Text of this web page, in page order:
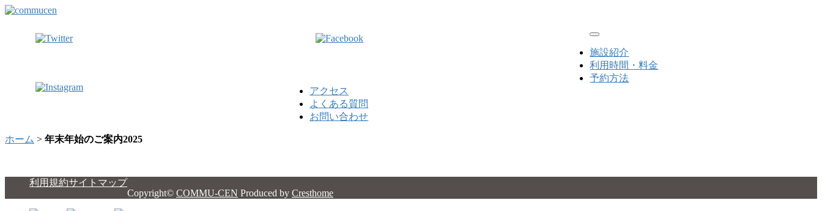
Toggle navigation
施設紹介
利用時間・料金
予約方法
アクセス
よくある質問
お問い合わせ
ホーム > 年末年始のご案内2025
利用規約サイトマップ
Copyright© COMMU-CEN Produced by Cresthome